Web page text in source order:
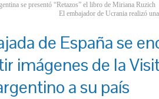
se presentó “Retazos” el libro de Miriana Ruzich
El embajador de Ucrania realizó
de España se
imágenes de la
a su país